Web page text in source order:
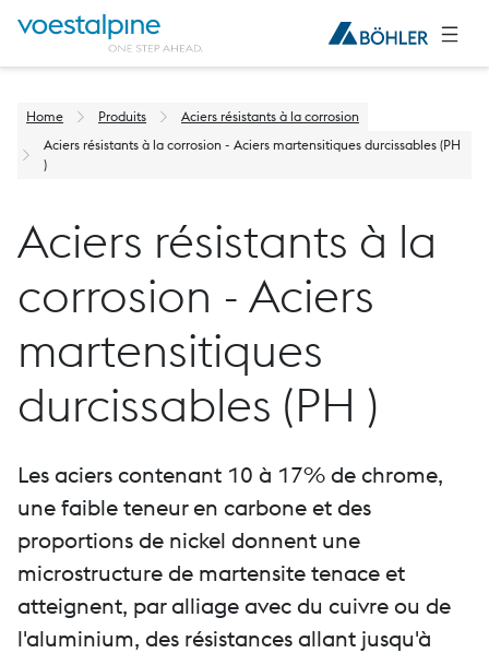
Home Produits
Aciers résistants à la corrosion
Aciers résistants à la corrosion - Aciers martensitiques durcissables (PH
)
Aciers résistants à la
corrosion - Aciers
martensitiques
durcissables (PH )
Les aciers contenant 10 à 17% de chrome,
une faible teneur en carbone et des
proportions de nickel donnent une
microstructure de martensite tenace et
atteignent, par alliage avec du cuivre ou de
l'aluminium, des résistances allant jusqu'à